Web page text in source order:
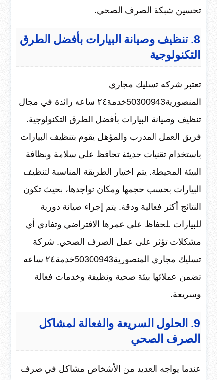
تحسين شبكة الصرف الصحي.
8. تنظيف وصيانة البيارات بأفضل الطرق
التكنولوجية
تعتبر شركة تسليك مجاري
المنصورية50300943خدمة٢٤ ساعه رائدة في مجال
تنظيف وصيانة البيارات بأفضل الطرق التكنولوجية.
فريق العمل المدرب والمؤهل يقوم بتنظيف البيارات
باستخدام تقنيات حديثة تحافظ على سلامة ونظافة
البيئة المحيطة. يتم اختيار الطريقة المناسبة لتنظيف
البيارات بحسب حجمها ومكان تواجدها، بحيث تكون
النتائج أكثر فعالية ودقة. يتم إجراء صيانة دورية
للبيارات للحفاظ على عمرها الافتراضي وتفادي أي
مشكلات تؤثر على عمل الصرف الصحي. شركة
تسليك مجاري المنصورية50300943خدمة٢٤ ساعه
تضمن عملائها بيئة صحية ونظيفة وخدمات فعالة
وسريعة.
9. الحلول السريعة والفعالة لمشاكل
الصرف الصحي
عندما يواجه العديد من الأشخاص مشاكل في صرف